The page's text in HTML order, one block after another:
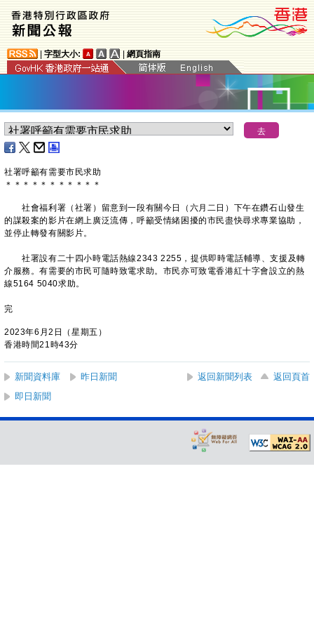
字型大小: 網頁指南
​社署呼籲有需要市民求助
＊ ＊ ＊ ＊ ＊ ＊ ＊ ＊ ＊ ＊ ＊
社會福利署（社署）留意到一段有關今日（六月二日）下午在鑽石山發生
的謀殺案的影片在網上廣泛流傳，呼籲受情緒困擾的市民盡快尋求專業協助，
並停止轉發有關影片。
社署設有二十四小時電話熱線2343 2255，提供即時電話輔導、支援及轉
介服務。有需要的市民可隨時致電求助。市民亦可致電香港紅十字會設立的熱
線5164 5040求助。
完
2023年6月2日（星期五）
香港時間21時43分
新聞資料庫 昨日新聞 返回新聞列表
返回頁首
即日新聞